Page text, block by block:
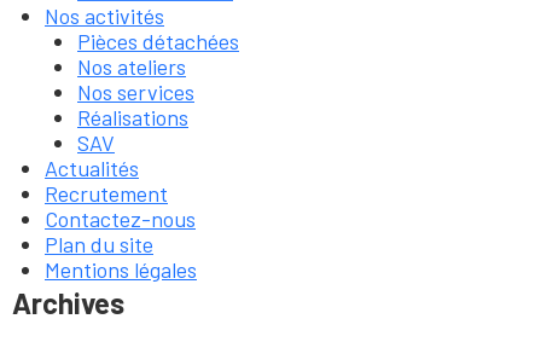
Nos activités
Pièces détachées
Nos ateliers
Nos services
Réalisations
SAV
Actualités
Recrutement
Contactez-nous
Plan du site
Mentions légales
Archives